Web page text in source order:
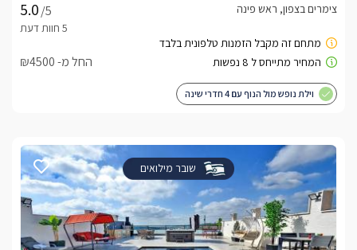
/5
צימרים בצפון, ראש פינה
החל מ- ₪4500
וילת נופש מול הנוף עם 4 חדרי שינה
שובר מילואים